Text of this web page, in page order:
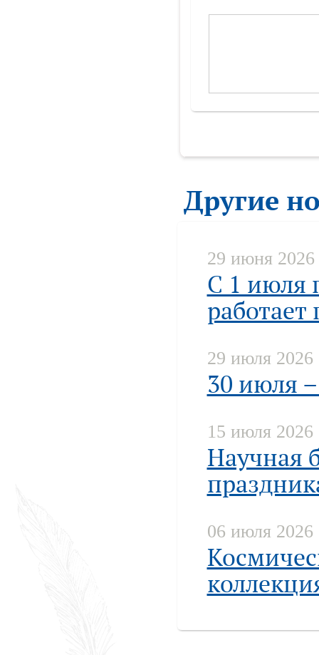
Другие
29 июня 2026
С 1 июля
29 июля 2026
30 июля
15 июля 2026
Научная
06 июля 2026